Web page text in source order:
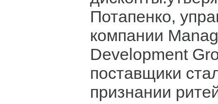
Потапенко,
компании
Development
поставщики
признании